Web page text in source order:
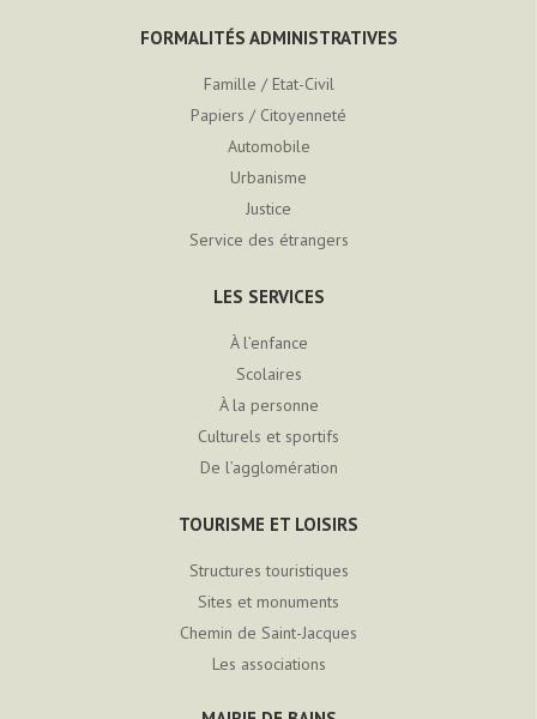
FORMALITÉS ADMINISTRATIVES
Famille / Etat-Civil
Papiers / Citoyenneté
Automobile
Urbanisme
Justice
Service des étrangers
LES SERVICES
À l’enfance
Scolaires
À la personne
Culturels et sportifs
De l’agglomération
TOURISME ET LOISIRS
Structures touristiques
Sites et monuments
Chemin de Saint-Jacques
Les associations